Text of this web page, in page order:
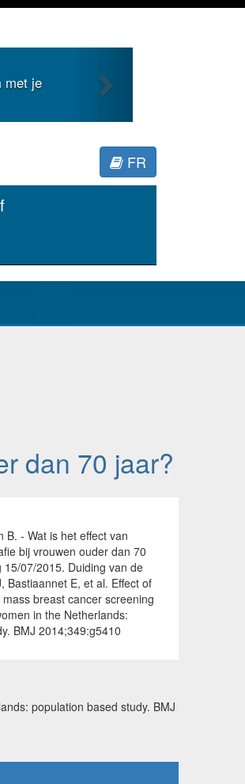
met je
FR
dan 70 jaar?
B. - Wat is het effect van
bij vrouwen ouder dan 70
07/2015. Duiding van de
Bastiaannet E, et al. Effect of
breast cancer screening
in the Netherlands:
BMJ 2014;349:g5410
population based study. BMJ